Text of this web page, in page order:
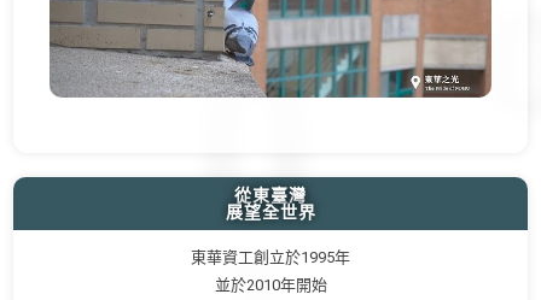
從東臺灣
展望全世界
東華資工創立於1995年
並於2010年開始